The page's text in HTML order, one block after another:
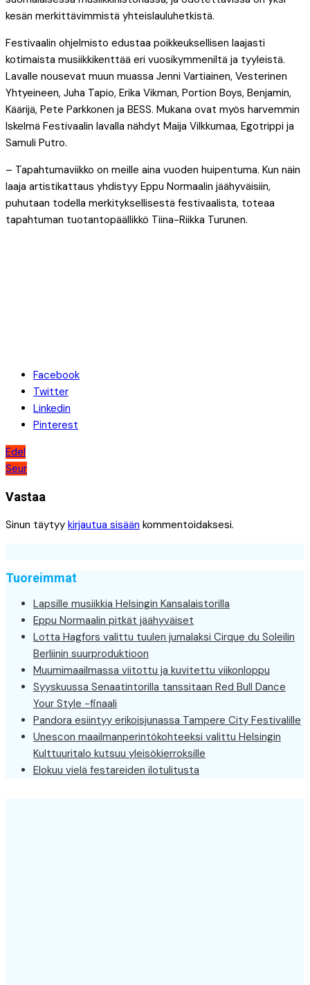
kesän merkittävimmistä yhteislauluhetkistä.
Festivaalin ohjelmisto edustaa poikkeuksellisen laajasti
kotimaista musiikkikenttää eri vuosikymmeniltä ja tyyleistä.
Lavalle nousevat muun muassa Jenni Vartiainen, Vesterinen
Yhtyeineen, Juha Tapio, Erika Vikman, Portion Boys, Benjamin,
Käärijä, Pete Parkkonen ja BESS. Mukana ovat myös harvemmin
Iskelmä Festivaalin lavalla nähdyt Maija Vilkkumaa, Egotrippi ja
Samuli Putro.
– Tapahtumaviikko on meille aina vuoden huipentuma. Kun näin
laaja artistikattaus yhdistyy Eppu Normaalin jäähyväisiin,
puhutaan todella merkityksellisestä festivaalista, toteaa
tapahtuman tuotantopäällikkö Tiina-Riikka Turunen.
Facebook
Twitter
Linkedin
Pinterest
Artikkelien
selaus
Edel
Seur
Vastaa
Sinun täytyy kirjautua sisään kommentoidaksesi.
Tuoreimmat
Lapsille musiikkia Helsingin Kansalaistorilla
Eppu Normaalin pitkät jäähyväiset
Lotta Hagfors valittu tuulen jumalaksi Cirque du Soleilin
Berliinin suurproduktioon
Muumimaailmassa viitottu ja kuvitettu viikonloppu
Syyskuussa Senaatintorilla tanssitaan Red Bull Dance
Your Style -finaali
Pandora esiintyy erikoisjunassa Tampere City Festivalille
Unescon maailmanperintökohteeksi valittu Helsingin
Kulttuuritalo kutsuu yleisökierroksille
Elokuu vielä festareiden ilotulitusta